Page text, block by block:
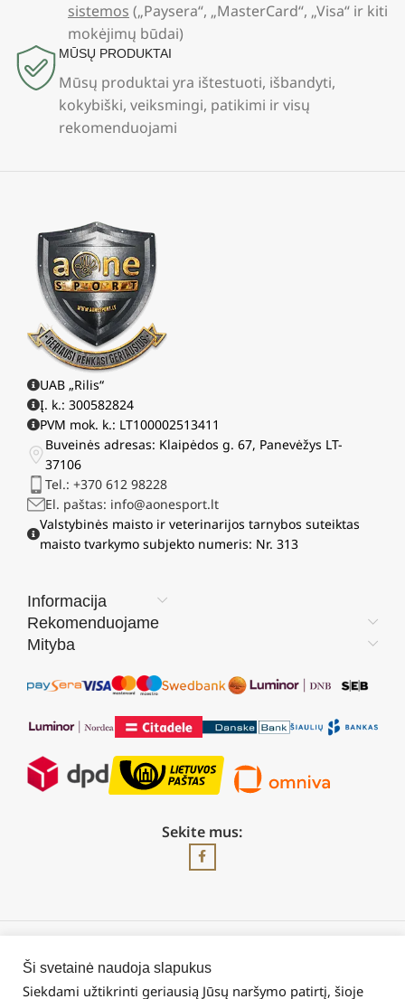
sistemos („Paysera“, „MasterCard“, „Visa“ ir kiti
mokėjimų būdai)
MŪSŲ PRODUKTAI
Mūsų produktai yra ištestuoti, išbandyti,
kokybiški, veiksmingi, patikimi ir visų
rekomenduojami
UAB „Rilis“
Į. k.: 300582824
PVM mok. k.: LT100002513411
Buveinės adresas: Klaipėdos g. 67, Panevėžys LT-
37106
Tel.: +370 612 98228
El. paštas: info@aonesport.lt
Valstybinės maisto ir veterinarijos tarnybos suteiktas
maisto tvarkymo subjekto numeris: Nr. 313
Informacija
Rekomenduojame
Mityba
Sekite mus:
2026 © Visos teisės saugomos | UAB „Rilis“
Ši svetainė naudoja slapukus
Siekdami užtikrinti geriausią Jūsų naršymo patirtį, šioje